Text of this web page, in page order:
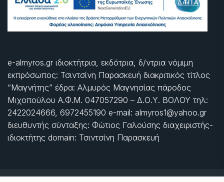
e-almyros.gr ιδιοκτήτρια, εκδότρια, δ/ντρια νόμιμη
εκπρόσωπος: Τσιντσίνη Παρασκευή διακριτικός τίτλος
“Μαγνήτης” έδρα: Αλμυρός Μαγνησίας πάροδος
Μιχοπούλου Α.Φ.Μ. 047057290 – Δ.Ο.Υ. ΒΟΛΟΥ τηλ:
2422024666, 6972455190 e-mail: almyros1@yahoo.gr
διευθυντής σύνταξης: Φώτιος Γαλούσης διαχειριστής-
ιδιοκτήτης domain: Τσιντσίνη Παρασκευή